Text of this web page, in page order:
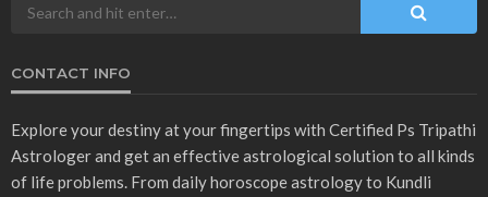
CONTACT INFO
Explore your destiny at your fingertips with Certified Ps Tripathi
Astrologer and get an effective astrological solution to all kinds
of life problems. From daily horoscope astrology to Kundli